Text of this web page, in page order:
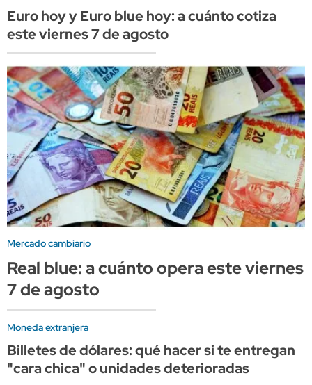
Euro hoy y Euro blue hoy: a cuánto cotiza
este viernes 7 de agosto
Mercado cambiario
Real blue: a cuánto opera este viernes
7 de agosto
Moneda extranjera
Billetes de dólares: qué hacer si te entregan
"cara chica" o unidades deterioradas